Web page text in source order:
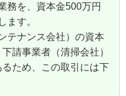
務を、資本金500万円
ます。
テナンス会社）の資本
請事業者（清掃会社）
ため、この取引には下